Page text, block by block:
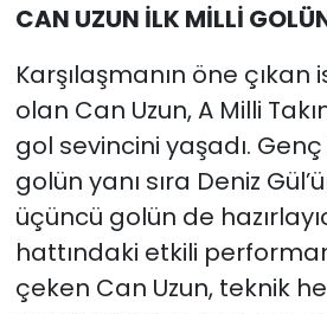
CAN UZUN İLK MİLLİ
Karşılaşmanın öne
olan Can Uzun, A Milli
gol sevincini yaşadı.
golün yanı sıra Deniz
üçüncü golün de
hattındaki etkili
çeken Can Uzun, teknik